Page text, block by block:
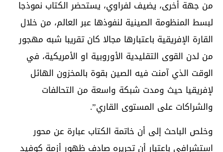
من جهة أخرى، يضيف لفراوي، يستحضر الكتاب نموذجا
لبسط المنظومة الصينية لنفوذها عبر العالم، من خلال
القارة الإفريقية باعتبارها مجالا كان تقريبا شبه مهجور
من لدن القوى التقليدية الأوروبية او الأمريكية، في
الوقت الذي آمنت فيه الصين بقوة بالمخزون الهائل
لإفريقيا حيث ومدت شبكة واسعة من التحالفات
والشراكات على المستوى القاري”.
وخلص الباحث إلى أن خاتمة الكتاب عبارة عن محور
استشرافي باعتبار أن تحريره صادف ظهور أزمة كوفيد